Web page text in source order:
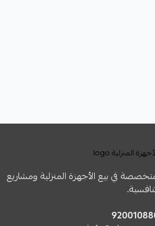
في بيع الأجهزة المنزلية ومشاريع